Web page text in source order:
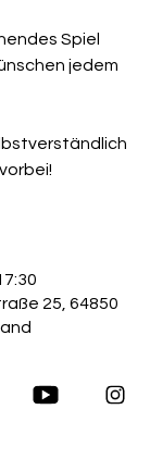
Spiel
jedem
25, 64850